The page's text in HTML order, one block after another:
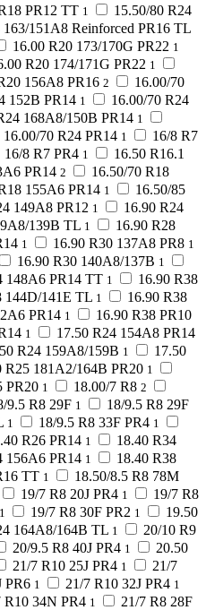
PR12 TT 1
15.50/80 R24
163/151A8 Reinforced PR16 TL
16.00 R20 173/170G PR22 1
R20 174/171G PR22 1
156A8 PR16 2
16.00/70
152B PR14 1
16.00/70 R24
168A8/150B PR14 1
16.00/70 R24 PR14 1
16/8 R7
16/8 R7 PR4 1
16.50 R16.1
PR14 2
16.50/70 R18
155A6 PR14 1
16.50/85
149A8 PR12 1
16.90 R24
139B TL 1
16.90 R28
1 16.90 R30 137A8 PR8 1
16.90 R30 140A8/137B 1
148A6 PR14 TT 1
16.90 R38
144D/141E TL 1
16.90 R38
PR14 1
16.90 R38 PR10
1 17.50 R24 154A8 PR14
R24 159A8/159B 1
17.50
R25 181A2/164B PR20 1
PR20 1 18.00/7 R8 2
9.5 R8 29F 1
18/9.5 R8 29F
1 18/9.5 R8 33F PR4 1
R26 PR14 1
18.40 R34
156A6 PR14 1
18.40 R38
TT 1
18.50/8.5 R8 78M
19/7 R8 20J PR4 1
19/7 R8
1 19/7 R8 30F PR2 1
19.50
164A8/164B TL 1
20/10 R9
20/9.5 R8 40J PR4 1
20.50
21/7 R10 25J PR4 1
21/7
PR6 1 21/7 R10 32J PR4 1
R10 34N PR4 1
21/7 R8 28F